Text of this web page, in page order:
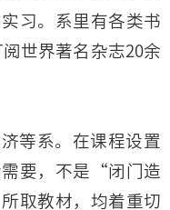
习。系里有各类书
世界著名杂志20余
等系。在课程设置
需要，不是“闭门造
取教材，均着重切